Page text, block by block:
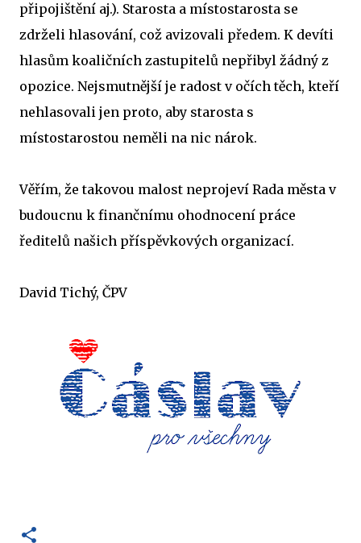
připojištění aj.). Starosta a místostarosta se
zdrželi hlasování, což avizovali předem. K devíti
hlasům koaličních zastupitelů nepřibyl žádný z
opozice. Nejsmutnější je radost v očích těch, kteří
nehlasovali jen proto, aby starosta s
místostarostou neměli na nic nárok.
Věřím, že takovou malost neprojeví Rada města v
budoucnu k finančnímu ohodnocení práce
ředitelů našich příspěvkových organizací.
David Tichý, ČPV